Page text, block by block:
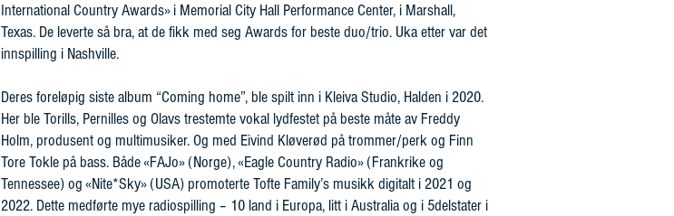
International Country Awards» i Memorial City Hall Performance Center, i Marshall,
Texas. De leverte så bra, at de fikk med seg Awards for beste duo/trio. Uka etter var det
innspilling i Nashville.
Deres foreløpig siste album “Coming home”, ble spilt inn i Kleiva Studio, Halden i 2020.
Her ble Torills, Pernilles og Olavs trestemte vokal lydfestet på beste måte av Freddy
Holm, produsent og multimusiker. Og med Eivind Kløverød på trommer/perk og Finn
Tore Tokle på bass. Både «FAJo» (Norge), «Eagle Country Radio» (Frankrike og
Tennessee) og «Nite*Sky» (USA) promoterte Tofte Family’s musikk digitalt i 2021 og
2022. Dette medførte mye radiospilling – 10 land i Europa, litt i Australia og i 5delstater i